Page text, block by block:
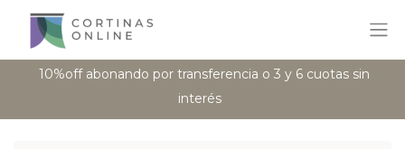
10%off abonando por transferencia o 3 y 6 cuotas sin
interés